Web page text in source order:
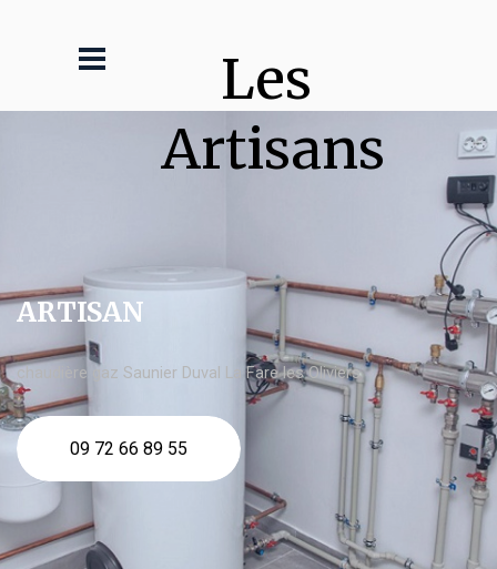
Les
Artisans
ARTISAN
chaudière gaz Saunier Duval La Fare les Oliviers
09 72 66 89 55